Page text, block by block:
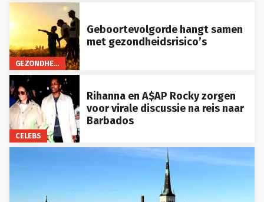
GEZONDHEID
Geboortevolgorde hangt samen
met gezondheidsrisico’s
CELEBS
Rihanna en A$AP Rocky zorgen
voor virale discussie na reis naar
Barbados